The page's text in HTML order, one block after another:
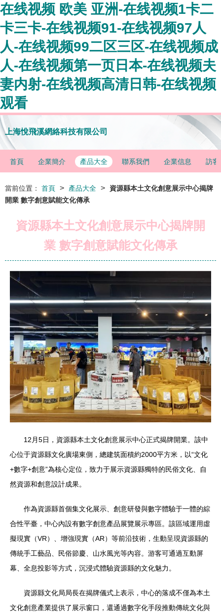
在线视频 欧美 亚洲-在线视频1卡二
卡三卡-在线视频91-在线视频97人
人-在线视频99二区三区-在线视频成
人-在线视频第一页日本-在线视频夫
妻内射-在线视频高清日韩-在线视频
观看
上海悅飛溪網絡科技有限公司
首頁 企業簡介 產品大全 聯系我們 企業信息 訪客
當前位置： 首頁 > 產品大全 >
資源縣本土文化創意展示中心揭牌
開業 數字創意賦能文化傳承
資源縣本土文化創意展示中心揭牌開
業 數字創意賦能文化傳承
12月5日，資源縣本土文化創意展示中心正式揭牌開業。該中
心位于資源縣文化廣場東側，總建筑面積約2000平方米，以“文化
+數字+創意”為核心定位，致力于展示資源縣獨特的民俗文化、自
然資源和創意設計成果。
作為資源縣首個集文化展示、創意研發與數字體驗于一體的綜
合性平臺，中心內設有數字創意產品展覽展示專區。該區域運用虛
擬現實（VR）、增強現實（AR）等前沿技術，生動呈現資源縣的
傳統手工藝品、民俗節慶、山水風光等內容。游客可通過互動屏
幕、全息投影等方式，沉浸式體驗資源縣的文化魅力。
資源縣文化局局長在揭牌儀式上表示，中心的落成不僅為本土
文化創意產業提供了展示窗口，還通過數字化手段推動傳統文化與